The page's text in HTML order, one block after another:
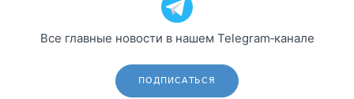
Все главные новости в нашем Telegram‑канале
ПОДПИСАТЬСЯ